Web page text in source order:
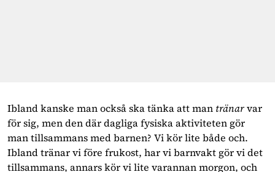
Ibland kanske man också ska tänka att man tränar var
för sig, men den där dagliga fysiska aktiviteten gör
man tillsammans med barnen? Vi kör lite både och.
Ibland tränar vi före frukost, har vi barnvakt gör vi det
tillsammans, annars kör vi lite varannan morgon, och